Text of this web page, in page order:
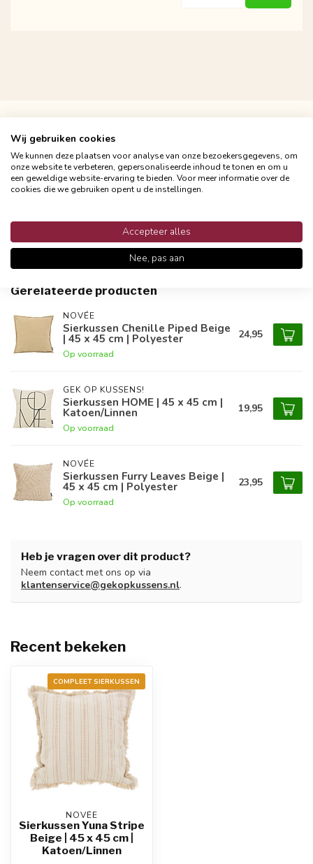
Reviews
Gerelateerde producten
NOVÉE
Sierkussen Chenille Piped Beige
| 45 x 45 cm | Polyester
Op voorraad
24,95
GEK OP KUSSENS!
Sierkussen HOME | 45 x 45 cm |
Katoen/Linnen
Op voorraad
19,95
NOVÉE
Sierkussen Furry Leaves Beige |
45 x 45 cm | Polyester
Op voorraad
23,95
Heb je vragen over dit product?
Neem contact met ons op via
klantenservice@gekopkussens.nl.
Recent bekeken
COMPLEET SIERKUSSEN
NOVÉE
Sierkussen Yuna Stripe
Beige | 45 x 45 cm |
Katoen/Linnen
Wij gebruiken cookies
We kunnen deze plaatsen voor analyse van onze bezoekersgegevens, om
onze website te verbeteren, gepersonaliseerde inhoud te tonen en om u
een geweldige website-ervaring te bieden. Voor meer informatie over de
cookies die we gebruiken opent u de instellingen.
Accepteer alles
Nee, pas aan